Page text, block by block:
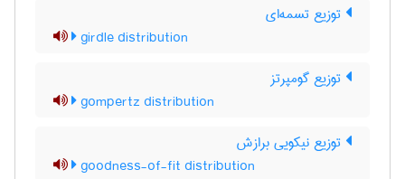
توزیع تسمه‌ای
girdle distribution
توزیع گومپرتز
gompertz distribution
توزیع نیکویی برازش
goodness-of-fit distribution